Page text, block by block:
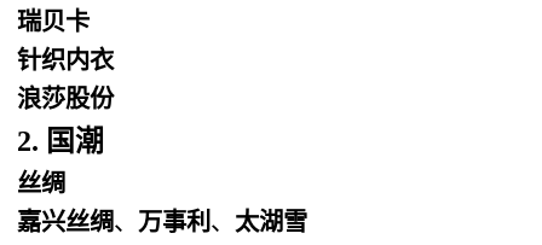
瑞贝卡
针织内衣
浪莎股份
2. 国潮
丝绸
嘉兴丝绸、 万事利 、 太湖雪